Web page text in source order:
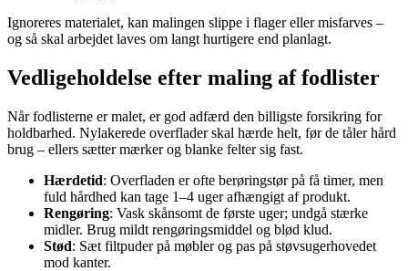
Ignoreres materialet, kan malingen slippe i flager eller misfarves –
og så skal arbejdet laves om langt hurtigere end planlagt.
Vedligeholdelse efter maling af fodlister
Når fodlisterne er malet, er god adfærd den billigste forsikring for
holdbarhed. Nylakerede overflader skal hærde helt, før de tåler hård
brug – ellers sætter mærker og blanke felter sig fast.
Hærdetid: Overfladen er ofte berøringstør på få timer, men
fuld hårdhed kan tage 1–4 uger afhængigt af produkt.
Rengøring: Vask skånsomt de første uger; undgå stærke
midler. Brug mildt rengøringsmiddel og blød klud.
Stød: Sæt filtpuder på møbler og pas på støvsugerhovedet
mod kanter.